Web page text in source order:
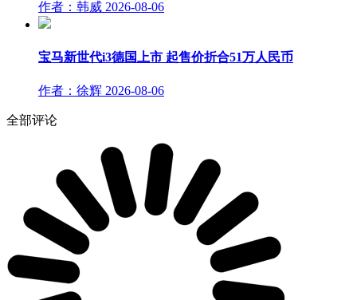
作者：韩威 2026-08-06
宝马新世代i3德国上市 起售价折合51万人民币
作者：徐辉 2026-08-06
全部评论